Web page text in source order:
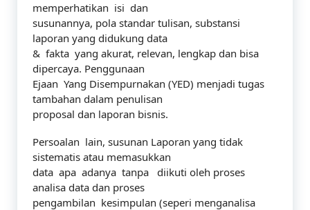
memperhatikan isi dan
susunannya, pola standar tulisan, substansi
laporan yang didukung data
& fakta yang akurat, relevan, lengkap dan bisa
dipercaya. Penggunaan
Ejaan Yang Disempurnakan (YED) menjadi tugas
tambahan dalam penulisan
proposal dan laporan bisnis.
Persoalan lain, susunan Laporan yang tidak
sistematis atau memasukkan
data apa adanya tanpa diikuti oleh proses
analisa data dan proses
pengambilan kesimpulan (seperi menganalisa